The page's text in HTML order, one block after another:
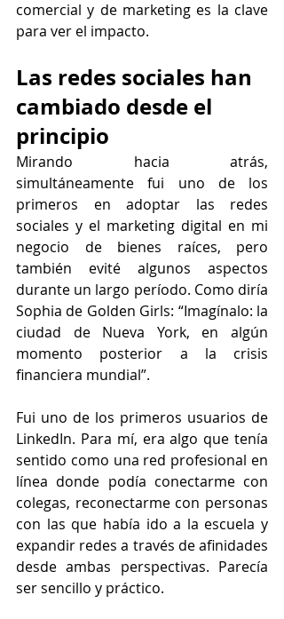
comercial y de marketing es la clave
para ver el impacto.
Las redes sociales han
cambiado desde el
principio
Mirando hacia atrás,
simultáneamente fui uno de los
primeros en adoptar las redes
sociales y el marketing digital en mi
negocio de bienes raíces, pero
también evité algunos aspectos
durante un largo período. Como diría
Sophia de Golden Girls: “Imagínalo: la
ciudad de Nueva York, en algún
momento posterior a la crisis
financiera mundial”.
Fui uno de los primeros usuarios de
LinkedIn. Para mí, era algo que tenía
sentido como una red profesional en
línea donde podía conectarme con
colegas, reconectarme con personas
con las que había ido a la escuela y
expandir redes a través de afinidades
desde ambas perspectivas. Parecía
ser sencillo y práctico.